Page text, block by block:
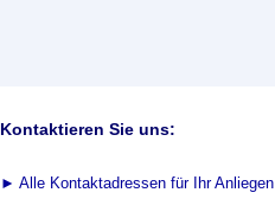
Kontaktieren Sie uns:
► Alle Kontaktadressen für Ihr Anliegen